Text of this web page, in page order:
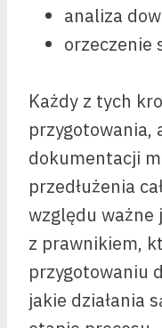
analiza
orzeczenie
Każdy z tych
przygotowania,
dokumentacji
przedłużenia
względu ważne
z prawnikiem,
przygotowaniu
jakie działania